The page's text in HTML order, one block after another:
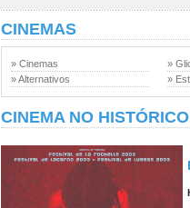
CINEMAS
» Cinemas
» Alternativos
»
»
CINEMA NO HISTÓRICO